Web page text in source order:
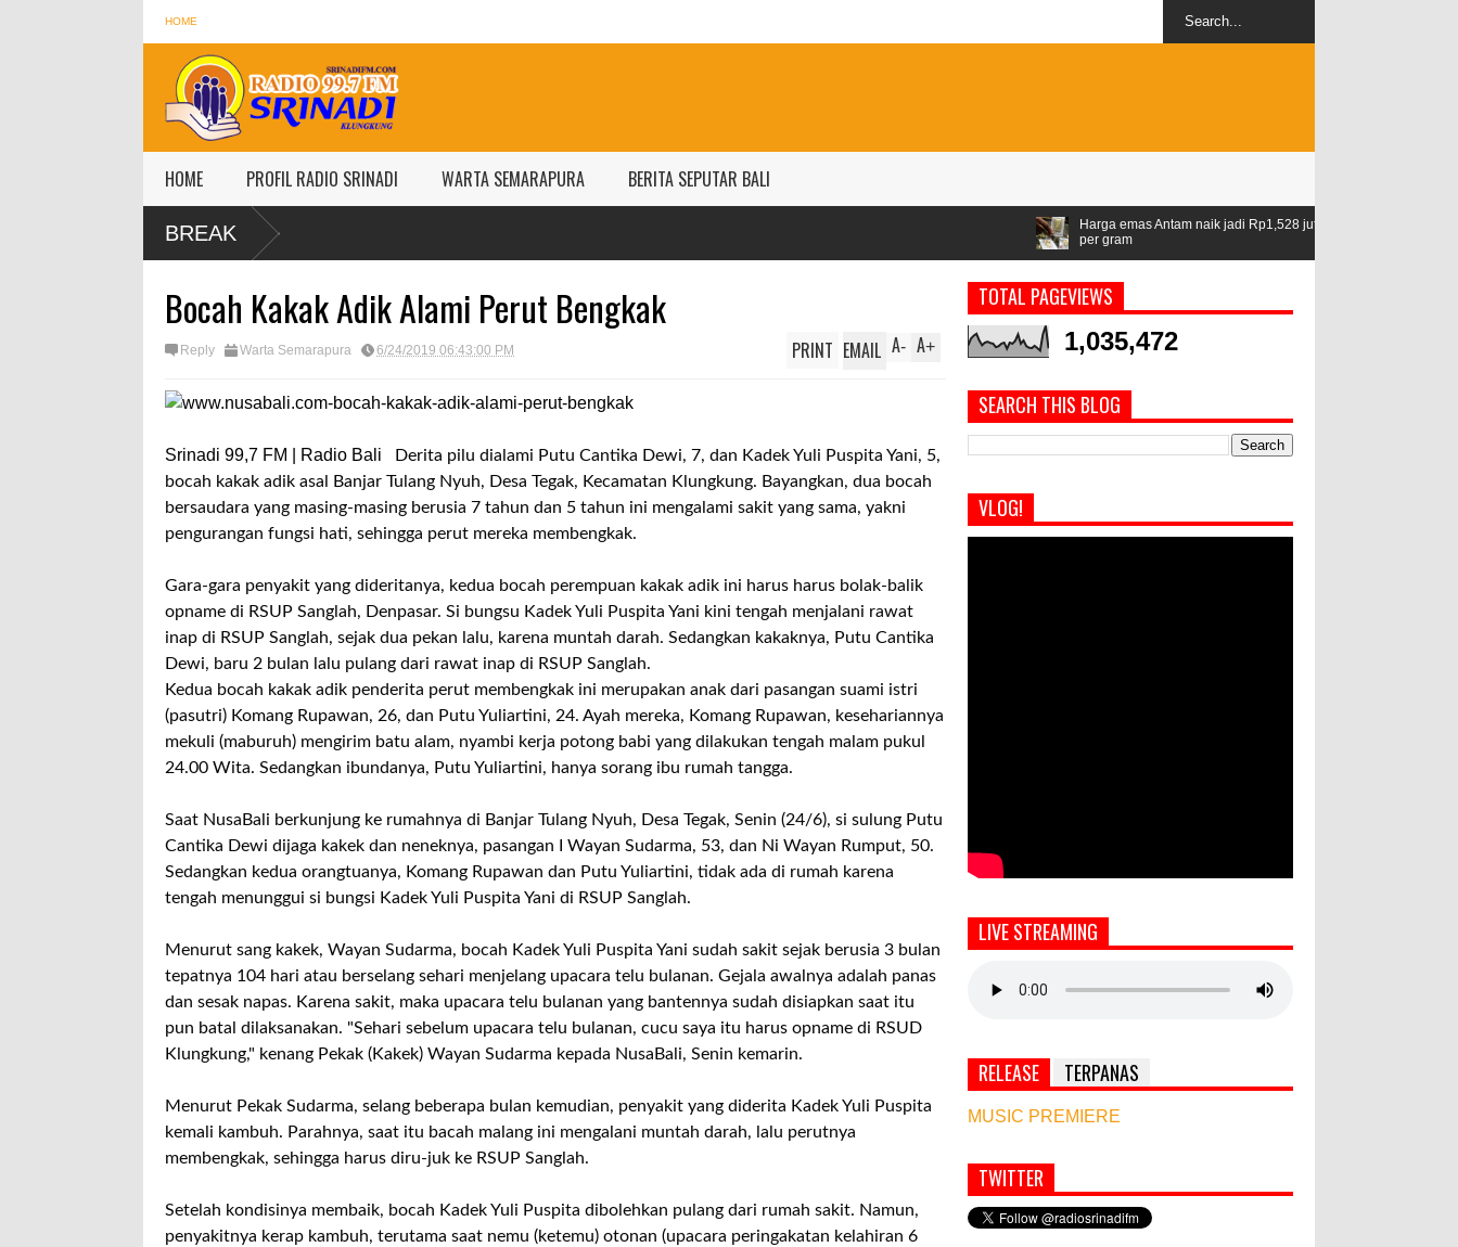
HOME
HOME PROFIL RADIO SRINADI WARTA SEMARAPURA BERITA SEPUTAR BALI
BREAK
Harga emas Antam naik jadi Rp1,528 juta
Airlangga: ASEAN jadi kawasan
Bocah Kakak Adik Alami Perut Bengkak
Reply Warta Semarapura 6/24/2019 06:43:00 PM A+
A-
PRINT EMAIL
Srinadi 99,7 FM | Radio Bali
Derita pilu dialami Putu Cantika Dewi, 7, dan Kadek Yuli Puspita Yani, 5,
bocah kakak adik asal Banjar Tulang Nyuh, Desa Tegak, Kecamatan Klungkung. Bayangkan, dua bocah
bersaudara yang masing-masing berusia 7 tahun dan 5 tahun ini mengalami sakit yang sama, yakni
pengurangan fungsi hati, sehingga perut mereka membengkak.
Gara-gara penyakit yang dideritanya, kedua bocah perempuan kakak adik ini harus harus bolak-balik
opname di RSUP Sanglah, Denpasar. Si bungsu Kadek Yuli Puspita Yani kini tengah menjalani rawat
inap di RSUP Sanglah, sejak dua pekan lalu, karena muntah darah. Sedangkan kakaknya, Putu Cantika
Dewi, baru 2 bulan lalu pulang dari rawat inap di RSUP Sanglah.
Kedua bocah kakak adik penderita perut membengkak ini merupakan anak dari pasangan suami istri
(pasutri) Komang Rupawan, 26, dan Putu Yuliartini, 24. Ayah mereka, Komang Rupawan, kesehariannya
mekuli (maburuh) mengirim batu alam, nyambi kerja potong babi yang dilakukan tengah malam pukul
24.00 Wita. Sedangkan ibundanya, Putu Yuliartini, hanya sorang ibu rumah tangga.
Saat NusaBali berkunjung ke rumahnya di Banjar Tulang Nyuh, Desa Tegak, Senin (24/6), si sulung Putu
Cantika Dewi dijaga kakek dan neneknya, pasangan I Wayan Sudarma, 53, dan Ni Wayan Rumput, 50.
Sedangkan kedua orangtuanya, Komang Rupawan dan Putu Yuliartini, tidak ada di rumah karena
tengah menunggui si bungsi Kadek Yuli Puspita Yani di RSUP Sanglah.
Menurut sang kakek, Wayan Sudarma, bocah Kadek Yuli Puspita Yani sudah sakit sejak berusia 3 bulan
tepatnya 104 hari atau berselang sehari menjelang upacara telu bulanan. Gejala awalnya adalah panas
dan sesak napas. Karena sakit, maka upacara telu bulanan yang bantennya sudah disiapkan saat itu
pun batal dilaksanakan. "Sehari sebelum upacara telu bulanan, cucu saya itu harus opname di RSUD
Klungkung," kenang Pekak (Kakek) Wayan Sudarma kepada NusaBali, Senin kemarin.
Menurut Pekak Sudarma, selang beberapa bulan kemudian, penyakit yang diderita Kadek Yuli Puspita
kemali kambuh. Parahnya, saat itu bacah malang ini mengalani muntah darah, lalu perutnya
membengkak, sehingga harus diru-juk ke RSUP Sanglah.
Setelah kondisinya membaik, bocah Kadek Yuli Puspita dibolehkan pulang dari rumah sakit. Namun,
penyakitnya kerap kambuh, terutama saat nemu (ketemu) otonan (upacara peringakatan kelahiran 6
TOTAL PAGEVIEWS
1,035,472
SEARCH THIS BLOG
VLOG!
LIVE STREAMING
RELEASE TERPANAS
MUSIC PREMIERE
Simbol Persahabatan, RI Bangun Islamic Centre
di Afghanistan
TWITTER